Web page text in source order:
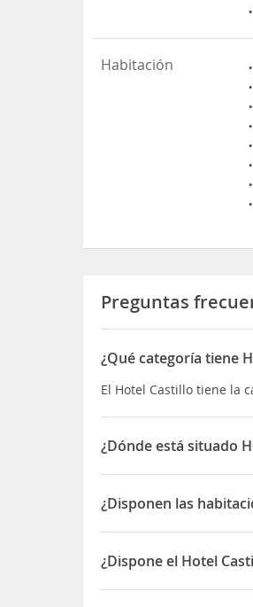
Habitación
Preguntas
¿Qué categoría tiene
El Hotel Castillo tiene la
¿Dónde está situado
El Hotel Castillo está
¿Disponen las
Sí, las habitaciones del
¿Dispone el Hotel
Sí, el Hotel Castillo